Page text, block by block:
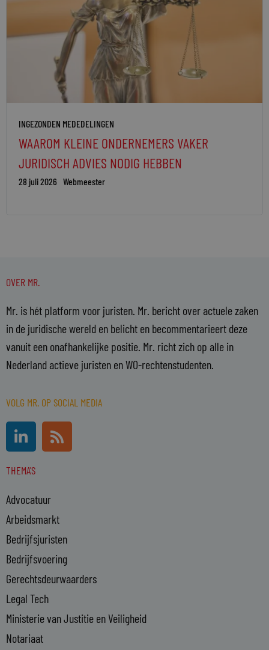
INGEZONDEN MEDEDELINGEN
WAAROM KLEINE ONDERNEMERS VAKER
JURIDISCH ADVIES NODIG HEBBEN
28 juli 2026 Webmeester
OVER MR.
Mr. is hét platform voor juristen. Mr. bericht over actuele zaken
in de juridische wereld en belicht en becommentarieert deze
vanuit een onafhankelijke positie. Mr. richt zich op alle in
Nederland actieve juristen en WO-rechtenstudenten.
VOLG MR. OP SOCIAL MEDIA
i
k
d
i
n
-
i
n
R
s
THEMA'S
Advocatuur
Arbeidsmarkt
Bedrijfsjuristen
Bedrijfsvoering
Gerechtsdeurwaarders
Legal Tech
Ministerie van Justitie en Veiligheid
Notariaat